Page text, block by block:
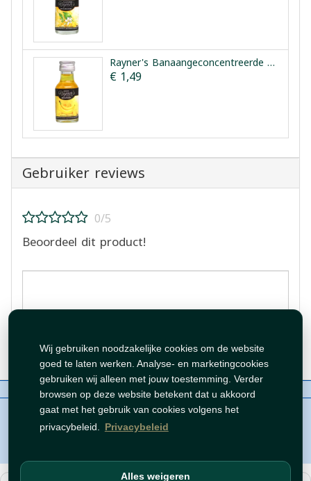
Wij gebruiken noodzakelijke cookies om de website
goed te laten werken. Analyse- en marketingcookies
gebruiken wij alleen met jouw toestemming. Verder
browsen op deze website betekent dat u akkoord
gaat met het gebruik van cookies volgens het
privacybeleid. Privacybeleid
Alles weigeren
Rayner's Banaangeconcentreerde Smaakessentie 25ml
€ 1,49
Gebruiker reviews
0/5
Beoordeel dit product!
Beoordeling plaatsen
Over ons Beleid
WhatsAppen
auteursrechten©Tawfeer 2018-2026